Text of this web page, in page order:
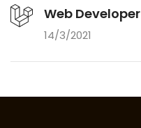
Web Developer
14/3/2021